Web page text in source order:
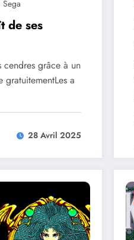
Sega
de ses
cendres grâce à un
gratuitementLes a
28 Avril 2025